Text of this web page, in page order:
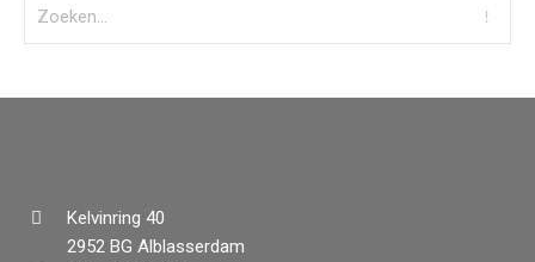
Kelvinring 40
2952 BG Alblasserdam